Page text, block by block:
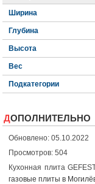
Ширина
Глубина
Высота
Вес
Подкатегории
ДОПОЛНИТЕЛЬНО
Обновлено: 05.10.2022
Просмотров: 504
Кухонная плита
газовые плиты в